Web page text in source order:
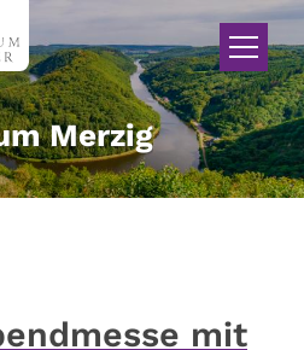
Merzig
mit